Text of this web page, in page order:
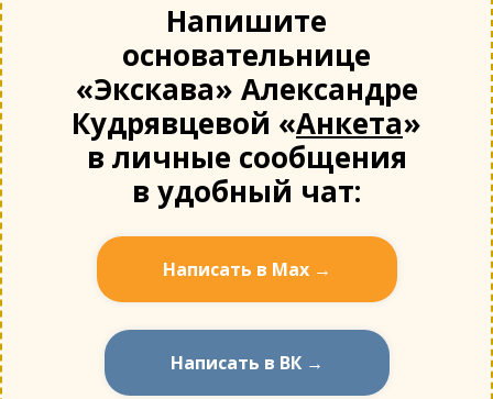
Напишите
основательнице
«Экскава» Александре
Кудрявцевой «Анкета»
в личные сообщения
в удобный чат:
Написать в Мах →
Написать в ВК →